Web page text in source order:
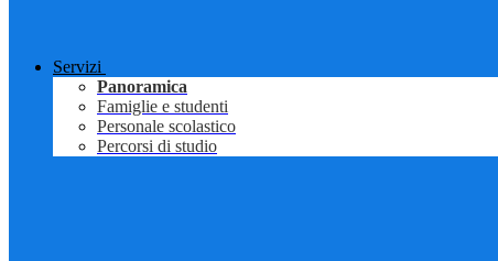
Servizi
Panoramica
Famiglie e studenti
Personale scolastico
Percorsi di studio